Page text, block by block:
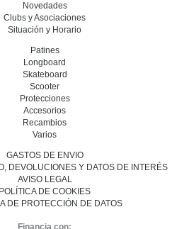
Novedades
Clubs y Asociaciones
Situación y Horario
Patines
Longboard
Skateboard
Scooter
Protecciones
Accesorios
Recambios
Varios
GASTOS DE ENVIO
DEVOLUCIONES Y DATOS DE INTERÉS
AVISO LEGAL
POLÍTICA DE COOKIES
DE PROTECCIÓN DE DATOS
Financia con: